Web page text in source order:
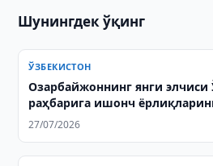
Шунингдек ўқинг
ЎЗБЕКИСТОН
Озарбайжоннинг янги элчиси
раҳбарига ишонч
топширди
27/07/2026